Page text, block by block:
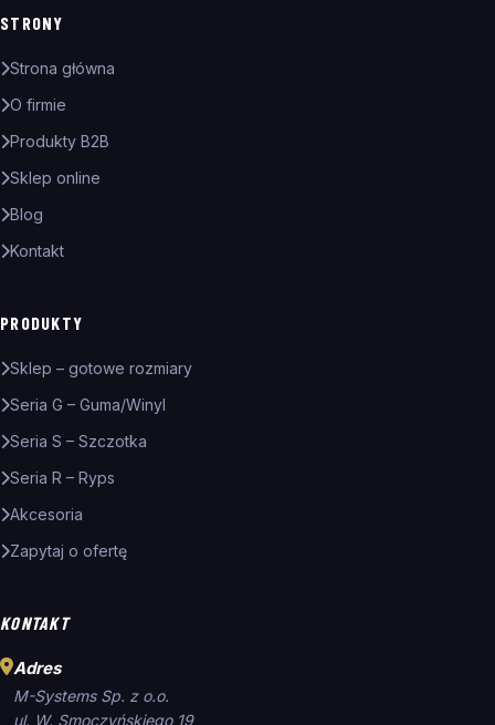
STRONY
Strona główna
O firmie
Produkty B2B
Sklep online
Blog
Kontakt
PRODUKTY
Sklep – gotowe rozmiary
Seria G – Guma/Winyl
Seria S – Szczotka
Seria R – Ryps
Akcesoria
Zapytaj o ofertę
KONTAKT
Adres
M-Systems Sp. z o.o.
ul. W. Smoczyńskiego 19